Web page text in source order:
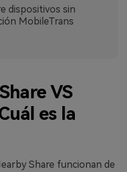
dispositivos sin
MobileTrans
VS
es la
Share funcionan de